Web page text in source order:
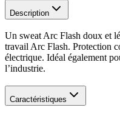
Description
Un sweat Arc Flash doux et
travail Arc Flash. Protection
électrique. Idéal également
l’industrie.
Caractéristiques